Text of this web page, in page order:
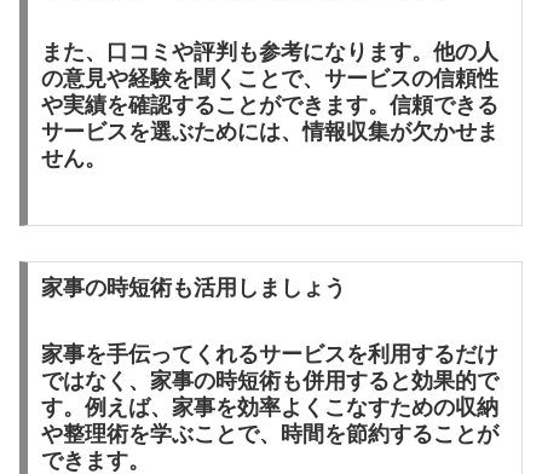
また、口コミや評判も参考になります。他の人
の意見や経験を聞くことで、サービスの信頼性
や実績を確認することができます。信頼できる
サービスを選ぶためには、情報収集が欠かせま
せん。
家事の時短術も活用しましょう
家事を手伝ってくれるサービスを利用するだけ
ではなく、家事の時短術も併用すると効果的で
す。例えば、家事を効率よくこなすための収納
や整理術を学ぶことで、時間を節約することが
できます。